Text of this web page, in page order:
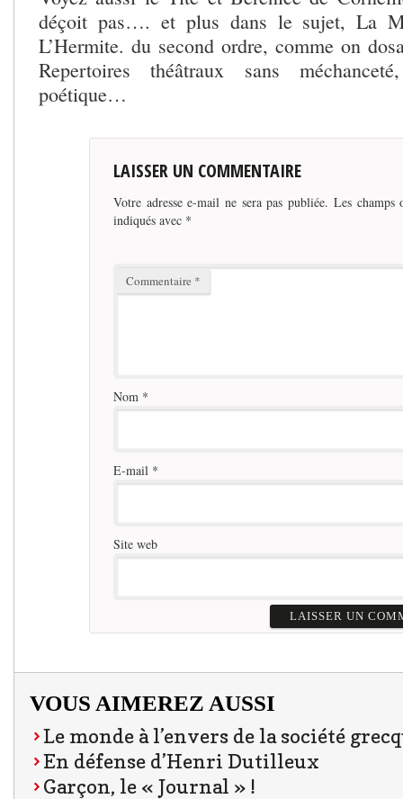
déçoit pas…. et plus dans le sujet, La
L’Hermite. du second ordre, comme on
Repertoires théâtraux sans
poétique…
LAISSER UN COMMENTAIRE
Votre adresse e-mail ne sera pas publiée. Les champs
indiqués avec *
Commentaire *
Nom *
E-mail *
Site web
VOUS AIMEREZ AUSSI
Le monde à l’envers de la société
En défense d’Henri Dutilleux
Garçon, le « Journal » !